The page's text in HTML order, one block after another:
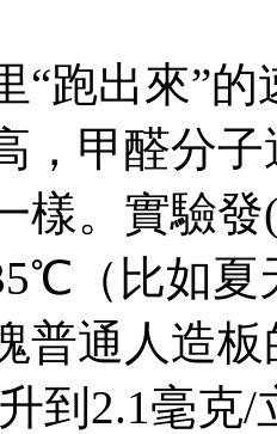
跑出來”的速
，甲醛分
樣。實驗
（比如夏
普通人造
到2.1毫克/